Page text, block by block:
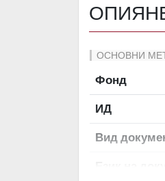
ОСНОВНИ
Фонд
ИД
Вид